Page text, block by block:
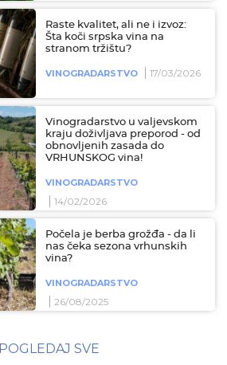
Raste kvalitet, ali ne i izvoz:
Šta koči srpska vina na
stranom tržištu?
VINOGRADARSTVO 17/03/2026
Vinogradarstvo u valjevskom
kraju doživljava preporod - od
obnovljenih zasada do
VRHUNSKOG vina!
VINOGRADARSTVO
14/02/2026
Počela je berba grožđa - da li
nas čeka sezona vrhunskih
vina?
VINOGRADARSTVO
26/08/2025
POGLEDAJ SVE